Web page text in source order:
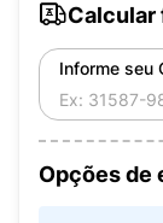
Calcular
Informe seu
Opções de